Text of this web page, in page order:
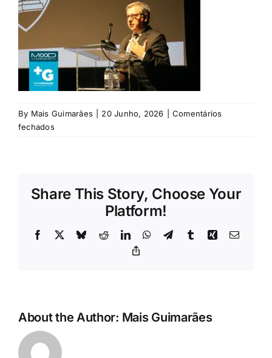
Rubricas
Revista
Search
For:
By Mais Guimarães 20 Junho, 2026
Comentários
fechadosem
Mais
Share This Story, Choose Your
Platform!
Facebook BlueskyRedditLinkedInWhatsApp
TelegramTumblrXing Email
About the Author: Mais Guimarães